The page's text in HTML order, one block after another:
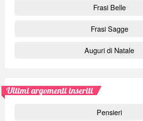
Frasi Belle
Frasi Sagge
Auguri di Natale
Ultimi argomenti inseriti
Pensieri